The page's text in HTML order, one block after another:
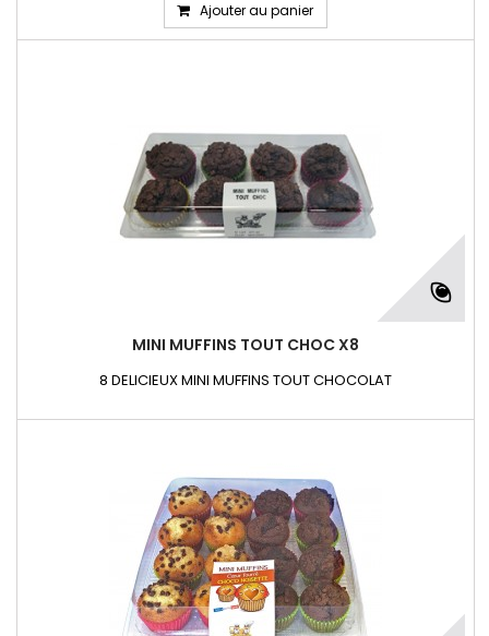
Ajouter au panier
MINI MUFFINS TOUT CHOC X8
8 DELICIEUX MINI MUFFINS TOUT CHOCOLAT